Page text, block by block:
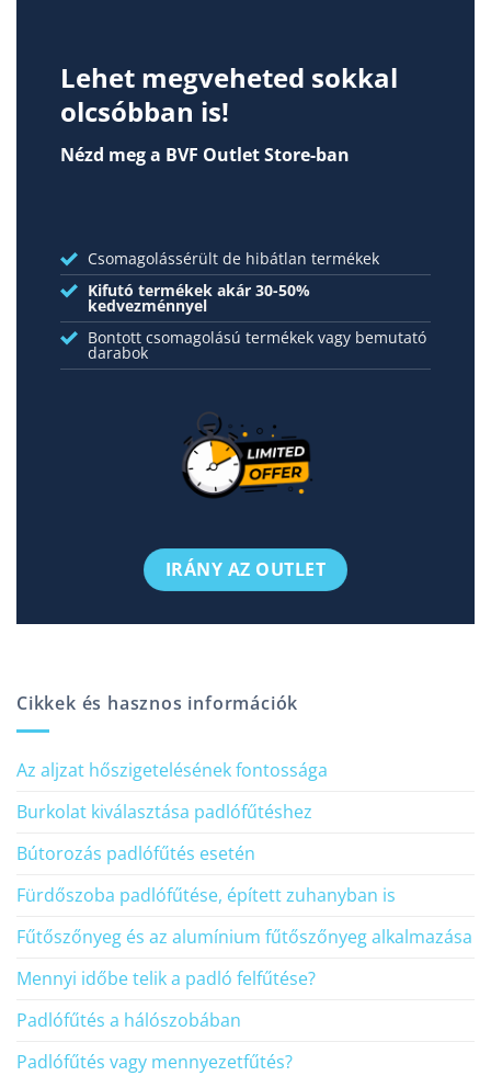
Lehet megveheted sokkal
olcsóbban is!
Nézd meg a BVF Outlet Store-ban
Csomagolássérült de hibátlan termékek
Kifutó termékek akár 30-50%
kedvezménnyel
Bontott csomagolású termékek vagy bemutató
darabok
IRÁNY AZ OUTLET
Cikkek és hasznos információk
Az aljzat hőszigetelésének fontossága
Burkolat kiválasztása padlófűtéshez
Bútorozás padlófűtés esetén
Fürdőszoba padlófűtése, épített zuhanyban is
Fűtőszőnyeg és az alumínium fűtőszőnyeg alkalmazása
Mennyi időbe telik a padló felfűtése?
Padlófűtés a hálószobában
Padlófűtés vagy mennyezetfűtés?